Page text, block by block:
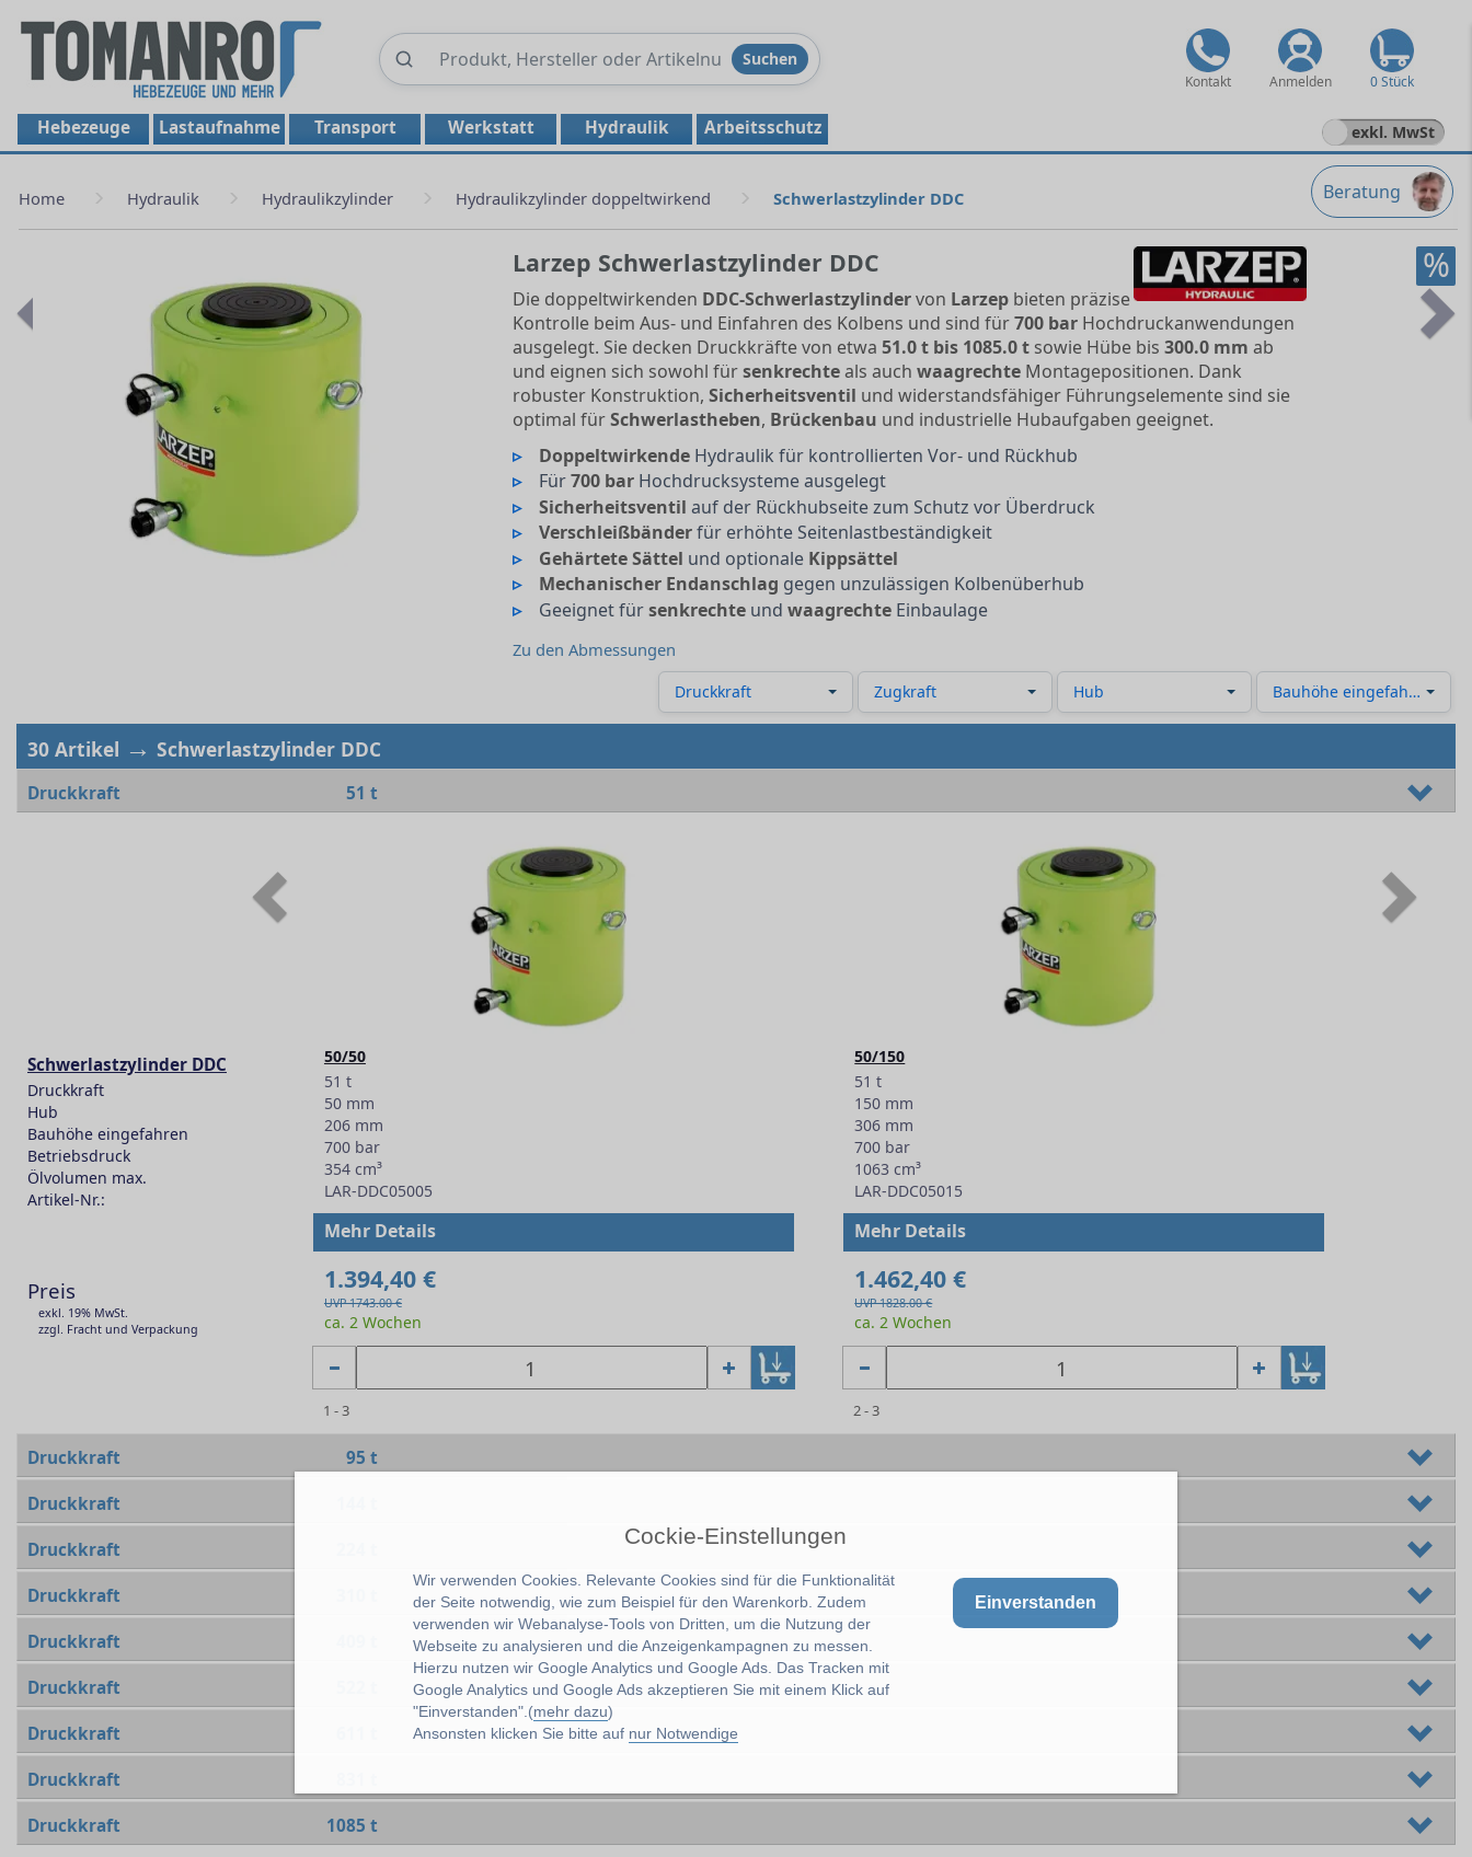
Cockie-Einstellungen
Wir verwenden Cookies. Relevante Cookies sind für die Funktionalität
der Seite notwendig, wie zum Beispiel für den Warenkorb. Zudem
verwenden wir Webanalyse-Tools von Dritten, um die Nutzung der
Webseite zu analysieren und die Anzeigenkampagnen zu messen.
Hierzu nutzen wir Google Analytics und Google Ads. Das Tracken mit
Google Analytics und Google Ads akzeptieren Sie mit einem Klick auf
"Einverstanden".(mehr dazu)
Ansonsten klicken Sie bitte auf nur Notwendige
Einverstanden
Produkte
Suchen
Kontakt Anmelden 0 Stück
Hebezeuge Lastaufnahme Transport Werkstatt Hydraulik Arbeitsschutz exkl. MwSt
Beratung
Home Hydraulik Hydraulikzylinder Hydraulikzylinder doppeltwirkend Schwerlastzylinder DDC
%
Larzep Schwerlastzylinder DDC
Die doppeltwirkenden DDC-Schwerlastzylindervon Larzepbieten präzise
Kontrolle beim Aus- und Einfahren des Kolbens und sind für700 barHochdruckanwendungen
ausgelegt. Sie decken Druckkräfte von etwa 51.0 t bis 1085.0 tsowie Hübe bis 300.0 mm ab
und eignen sich sowohl fürsenkrechteals auch waagrechteMontagepositionen. Dank
robuster Konstruktion, Sicherheitsventil und widerstandsfähiger Führungselemente sind sie
optimal fürSchwerlastheben, Brückenbau und industrielle Hubaufgaben geeignet.
Doppeltwirkende Hydraulik für kontrollierten Vor- und Rückhub
Für700 bar Hochdrucksysteme ausgelegt
Sicherheitsventil auf der Rückhubseite zum Schutz vor Überdruck
Verschleißbänderfür erhöhte Seitenlastbeständigkeit
Gehärtete Sättel und optionale Kippsättel
Mechanischer Endanschlag gegen unzulässigen Kolbenüberhub
Geeignet fürsenkrechte undwaagrechte Einbaulage
Zu den Abmessungen
Druckkraft Zugkraft Hub Bauhöhe eingefahren
30 Artikel → Schwerlastzylinder DDC
Druckkraft 51 t
Schwerlastzylinder DDC
Druckkraft
Hub
Bauhöhe eingefahren
Betriebsdruck
Ölvolumen max.
Artikel-Nr.:
Preis
exkl. 19% MwSt.
zzgl. Fracht und Verpackung
50/50
51 t
50 mm
206 mm
700 bar
354 cm³
LAR-DDC05005
Mehr Details
1.394,40 €
UVP 1743.00 €
ca. 2 Wochen
1 - 3
50/150
51 t
150 mm
306 mm
700 bar
1063 cm³
LAR-DDC05015
Mehr Details
1.462,40 €
UVP 1828.00 €
ca. 2 Wochen
2 - 3
Druckkraft 95 t
Druckkraft
Druckkraft
Druckkraft
Druckkraft
Druckkraft
Druckkraft
Druckkraft
Druckkraft 1085 t